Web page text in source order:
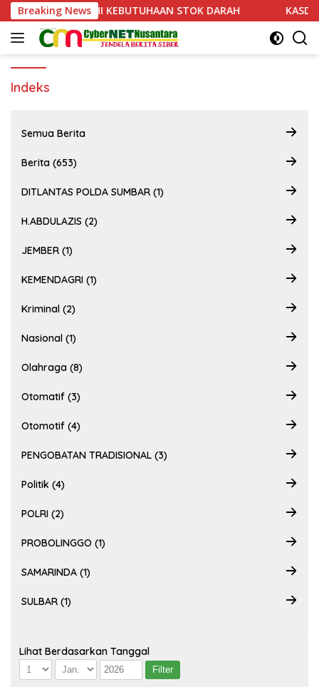
Langsung
ke
konten
Breaking News
PENUHI KEBUTUHAAN STOK DARAH KASDAM
Indeks
Semua Berita
Berita (653)
DITLANTAS POLDA SUMBAR (1)
H.ABDULAZIS (2)
JEMBER (1)
KEMENDAGRI (1)
Kriminal (2)
Nasional (1)
Olahraga (8)
Otomatif (3)
Otomotif (4)
PENGOBATAN TRADISIONAL (3)
Politik (4)
POLRI (2)
PROBOLINGGO (1)
SAMARINDA (1)
SULBAR (1)
Lihat Berdasarkan Tanggal